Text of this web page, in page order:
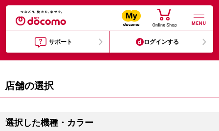
MENU
サポート ログインする
店舗の選択
選択した機種・カラー